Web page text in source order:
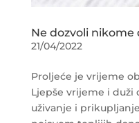
Ne dozvoli nikome
21/04/2022
Proljeće je vrijeme
Ljepše vrijeme i duži
uživanje i